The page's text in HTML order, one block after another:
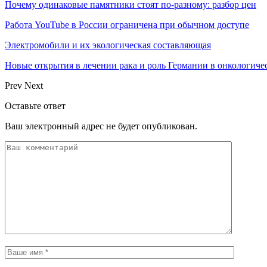
Почему одинаковые памятники стоят по-разному: разбор цен
Работа YouTube в России ограничена при обычном доступе
Электромобили и их экологическая составляющая
Новые открытия в лечении рака и роль Германии в
Prev Next
Оставьте ответ
Ваш электронный адрес не будет опубликован.